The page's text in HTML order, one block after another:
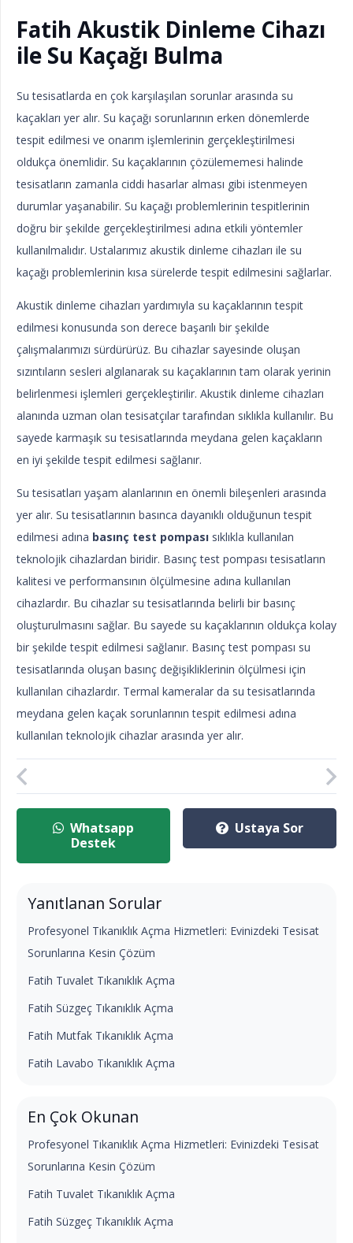
Fatih Akustik Dinleme Cihazı
ile Su Kaçağı Bulma
Su tesisatlarda en çok karşılaşılan sorunlar arasında su
kaçakları yer alır. Su kaçağı sorunlarının erken dönemlerde
tespit edilmesi ve onarım işlemlerinin gerçekleştirilmesi
oldukça önemlidir. Su kaçaklarının çözülememesi halinde
tesisatların zamanla ciddi hasarlar alması gibi istenmeyen
durumlar yaşanabilir. Su kaçağı problemlerinin tespitlerinin
doğru bir şekilde gerçekleştirilmesi adına etkili yöntemler
kullanılmalıdır. Ustalarımız akustik dinleme cihazları ile su
kaçağı problemlerinin kısa sürelerde tespit edilmesini sağlarlar.
Akustik dinleme cihazları yardımıyla su kaçaklarının tespit
edilmesi konusunda son derece başarılı bir şekilde
çalışmalarımızı sürdürürüz. Bu cihazlar sayesinde oluşan
sızıntıların sesleri algılanarak su kaçaklarının tam olarak yerinin
belirlenmesi işlemleri gerçekleştirilir. Akustik dinleme cihazları
alanında uzman olan tesisatçılar tarafından sıklıkla kullanılır. Bu
sayede karmaşık su tesisatlarında meydana gelen kaçakların
en iyi şekilde tespit edilmesi sağlanır.
Su tesisatları yaşam alanlarının en önemli bileşenleri arasında
yer alır. Su tesisatlarının basınca dayanıklı olduğunun tespit
edilmesi adına basınç test pompası sıklıkla kullanılan
teknolojik cihazlardan biridir. Basınç test pompası tesisatların
kalitesi ve performansının ölçülmesine adına kullanılan
cihazlardır. Bu cihazlar su tesisatlarında belirli bir basınç
oluşturulmasını sağlar. Bu sayede su kaçaklarının oldukça kolay
bir şekilde tespit edilmesi sağlanır. Basınç test pompası su
tesisatlarında oluşan basınç değişikliklerinin ölçülmesi için
kullanılan cihazlardır. Termal kameralar da su tesisatlarında
meydana gelen kaçak sorunlarının tespit edilmesi adına
kullanılan teknolojik cihazlar arasında yer alır.
Whatsapp
Destek
Ustaya Sor
Yanıtlanan Sorular
Profesyonel Tıkanıklık Açma Hizmetleri: Evinizdeki Tesisat
Sorunlarına Kesin Çözüm
Fatih Tuvalet Tıkanıklık Açma
Fatih Süzgeç Tıkanıklık Açma
Fatih Mutfak Tıkanıklık Açma
Fatih Lavabo Tıkanıklık Açma
En Çok Okunan
Profesyonel Tıkanıklık Açma Hizmetleri: Evinizdeki Tesisat
Sorunlarına Kesin Çözüm
Fatih Tuvalet Tıkanıklık Açma
Fatih Süzgeç Tıkanıklık Açma